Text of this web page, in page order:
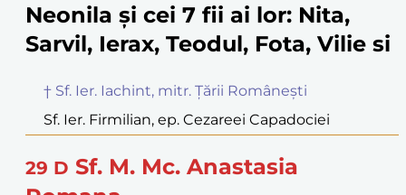
Neonila și cei 7 fii ai lor: Nita,
Sarvil, Ierax, Teodul, Fota, Vilie si
† Sf. Ier. Iachint, mitr. Țării Românești
Sf. Ier. Firmilian, ep. Cezareei Capadociei
29 D Sf. M. Mc. Anastasia